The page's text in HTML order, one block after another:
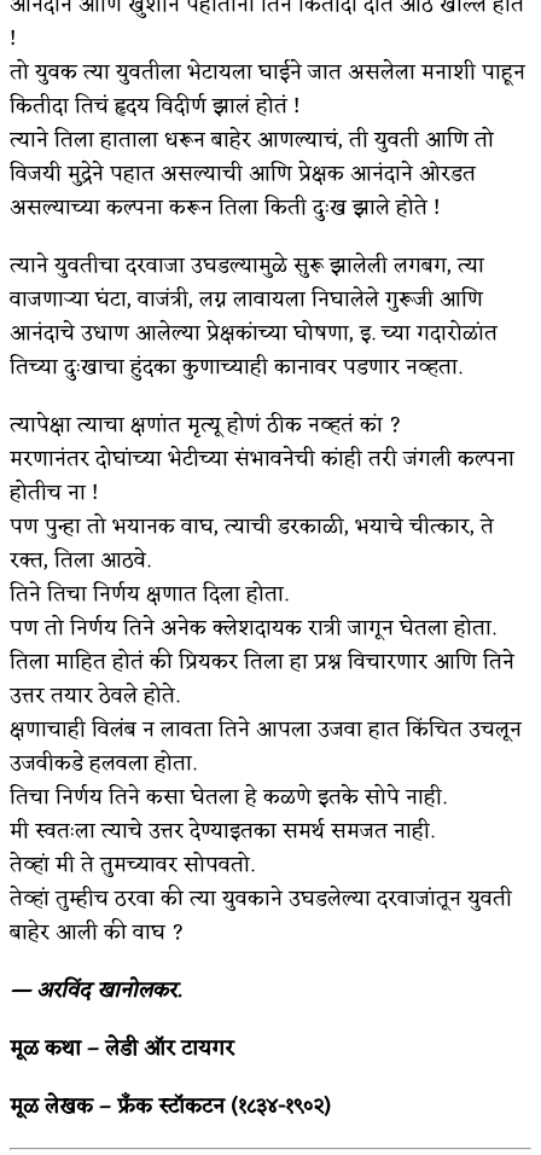
!
तो युवक त्या युवतीला भेटायला घाईने जात असलेला मनाशी पाहून
कितीदा तिचं हृदय विदीर्ण झालं होतं !
त्याने तिला हाताला धरून बाहेर आणल्याचं, ती युवती आणि तो
विजयी मुद्रेने पहात असल्याची आणि प्रेक्षक आनंदाने ओरडत
असल्याच्या कल्पना करून तिला किती दुःख झाले होते !
त्याने युवतीचा दरवाजा उघडल्यामुळे सुरू झालेली लगबग, त्या
वाजणाऱ्या घंटा, वाजंत्री, लग्न लावायला निघालेले गुरूजी आणि
आनंदाचे उधाण आलेल्या प्रेक्षकांच्या घोषणा, इ. च्या गदारोळांत
तिच्या दुःखाचा हुंदका कुणाच्याही कानावर पडणार नव्हता.
त्यापेक्षा त्याचा क्षणांत मृत्यू होणं ठीक नव्हतं कां ?
मरणानंतर दोघांच्या भेटीच्या संभावनेची कांही तरी जंगली कल्पना
होतीच ना !
पण पुन्हा तो भयानक वाघ, त्याची डरकाळी, भयाचे चीत्कार, ते
रक्त, तिला आठवे.
तिने तिचा निर्णय क्षणात दिला होता.
पण तो निर्णय तिने अनेक क्लेशदायक रात्री जागून घेतला होता.
तिला माहित होतं की प्रियकर तिला हा प्रश्न विचारणार आणि तिने
उत्तर तयार ठेवले होते.
क्षणाचाही विलंब न लावता तिने आपला उजवा हात किंचित उचलून
उजवीकडे हलवला होता.
तिचा निर्णय तिने कसा घेतला हे कळणे इतके सोपे नाही.
मी स्वतःला त्याचे उत्तर देण्याइतका समर्थ समजत नाही.
तेव्हां मी ते तुमच्यावर सोपवतो.
तेव्हां तुम्हीच ठरवा की त्या युवकाने उघडलेल्या दरवाजांतून युवती
बाहेर आली की वाघ ?
— अरविंद खानोलकर.
मूळ कथा – लेडी ऑर टायगर
मूळ लेखक – फ्रँक स्टॉकटन (१८३४-१९०२)